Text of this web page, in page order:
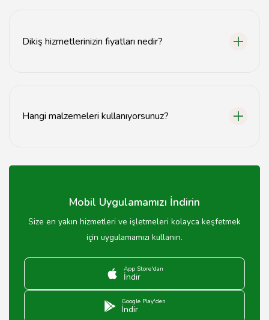
Dikiş hizmetlerinizin fiyatları nedir?
Hangi malzemeleri kullanıyorsunuz?
yapıyoruz.
Mobil Uygulamamızı İndirin
Size en yakın hizmetleri ve işletmeleri kolayca keşfetmek
için uygulamamızı kullanın.
App Store'dan
İndir
Google Play'den
İndir